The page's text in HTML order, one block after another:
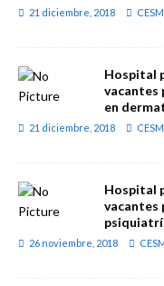
21 diciembre, 2018 CESM
Hospital
vacantes
en
21 diciembre, 2018 CESM
Hospital
vacantes
26 noviembre, 2018